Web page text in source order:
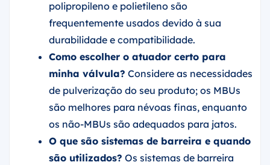
polipropileno e polietileno são
frequentemente usados devido à sua
durabilidade e compatibilidade.
Como escolher o atuador certo para
minha válvula? Considere as necessidades
de pulverização do seu produto; os MBUs
são melhores para névoas finas, enquanto
os não-MBUs são adequados para jatos.
O que são sistemas de barreira e quando
são utilizados? Os sistemas de barreira